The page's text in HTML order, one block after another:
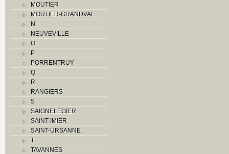
MOUTIER
MOUTIER-GRANDVAL
N
NEUVEVILLE
O
P
PORRENTRUY
Q
R
RANGIERS
S
SAIGNELEGIER
SAINT-IMIER
SAINT-URSANNE
T
TAVANNES